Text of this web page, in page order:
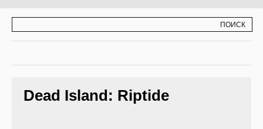
Dead Island: Riptide